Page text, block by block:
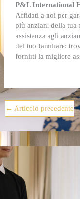
P&L International
Affidati a noi per
più anziani della tua
assistenza agli
del tuo familiare:
fornirti la migliore
← Articolo precedente